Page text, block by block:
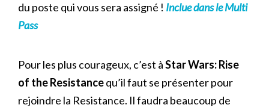
du poste qui vous sera assigné ! Inclue dans le Multi
Pass
Pour les plus courageux, c’est àStar Wars: Rise
of the Resistancequ’il faut se présenter pour
rejoindre la Resistance. Il faudra beaucoup de